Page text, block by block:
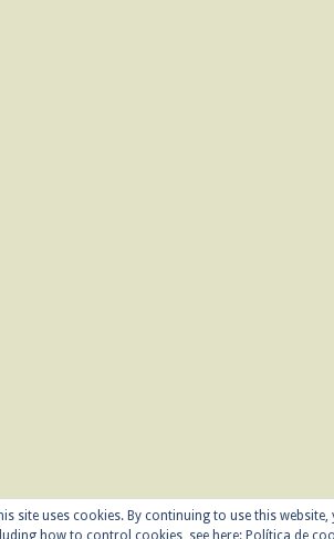
site uses cookies. By continuing to use this
how to control cookies, see here: Política de